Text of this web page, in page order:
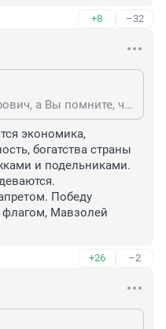
+8 –32
Уважаемый Алексей Петрович, а Вы помните, что происходило в 90-х? Уничтожали все военные объекты, снаряды, ракеты, чтобы Горбач а потом Ельцин отчитались за денежки, полученные от штатов. Тогда уничтожали ракеты в Горном/.и уничтожили все воинские части в Даурии, Безречной, Мирной и прочие. Какое счастье, что у нас сейчас 20 лет вменяемый Президент, который заставил весь мир считаться с Россией, при котором наполнились полки продуктовых магазинов, люди могут приобретать нормальное жильё, конечно, если они трудятся, а не ждут чего-то от властей.
экономика,
богатства страны
и подельниками.
Победу
Мавзолей
+26 –2